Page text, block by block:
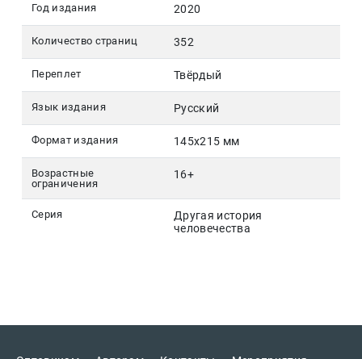
Год издания 2020
Количество страниц 352
Переплет Твёрдый
Язык издания Русский
Формат издания 145х215 мм
Возрастные
ограничения
16+
Серия
Другая история
человечества